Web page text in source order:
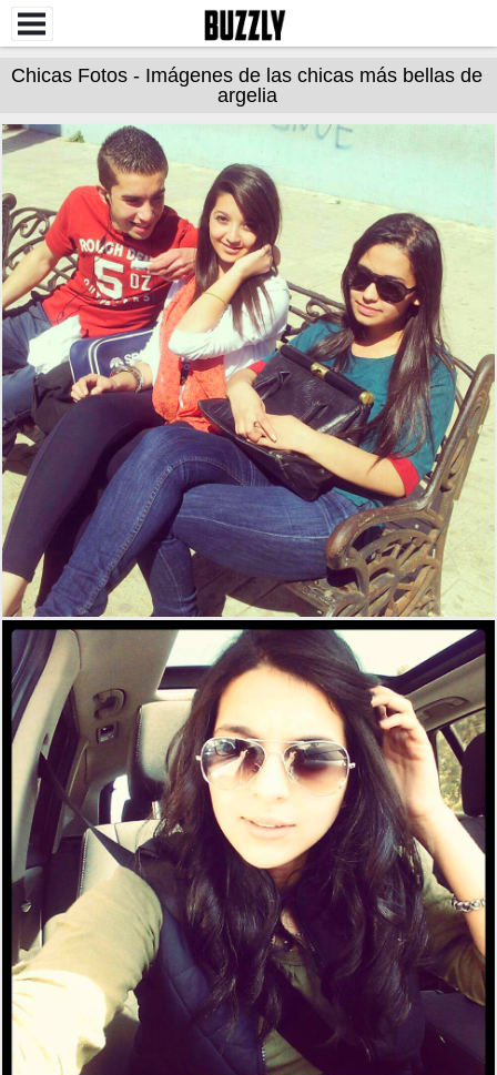
Chicas Fotos - Imágenes de las chicas más bellas de
argelia